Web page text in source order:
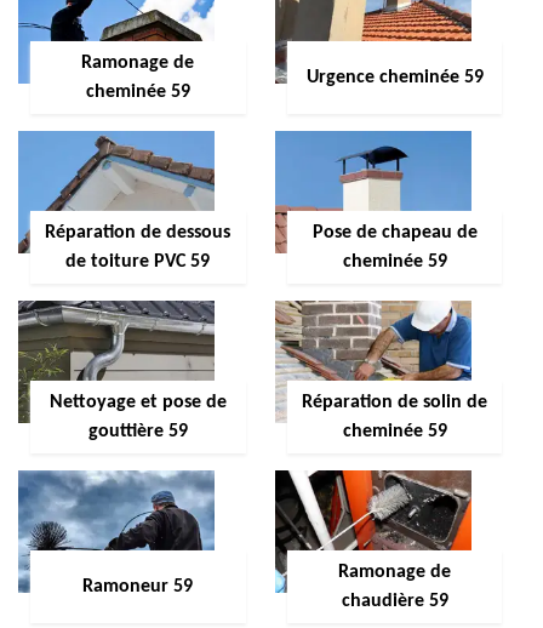
Ramonage de
cheminée 59
Urgence cheminée 59
Réparation de dessous
de toiture PVC 59
Pose de chapeau de
cheminée 59
Nettoyage et pose de
gouttière 59
Réparation de solin de
cheminée 59
Ramoneur 59
Ramonage de
chaudière 59